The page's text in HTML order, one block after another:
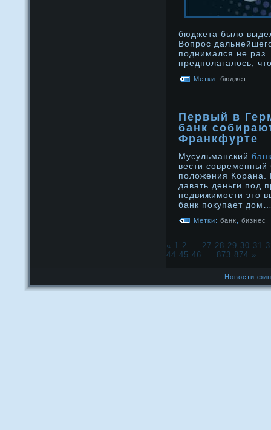
бюджета было
Вопрос
поднимался не
предполагалось,
Метки: бюджет
Первый в
банк
Франкфурте
Мусульманский
вести современный
положения Корана.
давать деньги под
недвижимости это
банк покупает
Метки: банк бизнес
« 1 2 ... 27 28 29 30 31
44 45 46 ... 873 874 »
Новости